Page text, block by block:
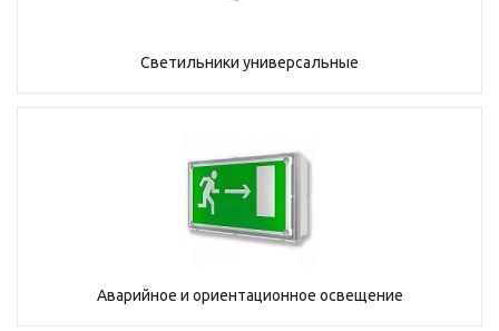
Светильники универсальные
Аварийное и ориентационное освещение